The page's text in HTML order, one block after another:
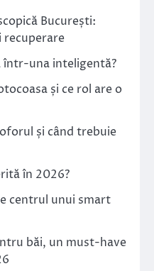
București:
într-una inteligentă?
și ce rol are o
și când trebuie
în 2026?
centrul unui smart
băi, un must-have